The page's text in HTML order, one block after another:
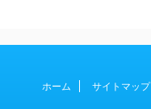
ホーム サイトマップ